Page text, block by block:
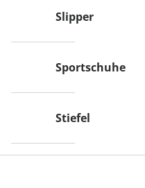
Slipper
Sportschuhe
Stiefel